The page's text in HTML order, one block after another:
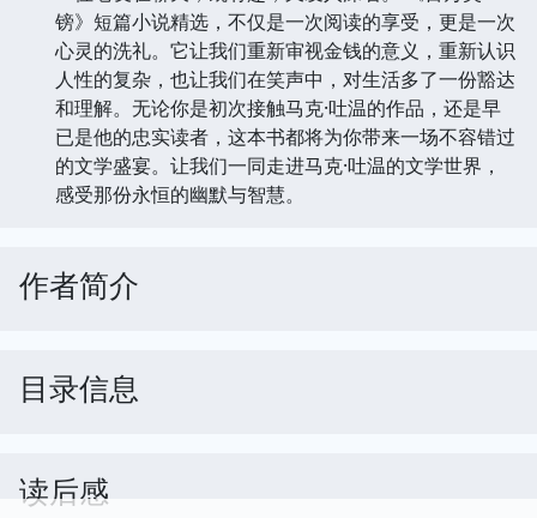
镑》短篇小说精选，不仅是一次阅读的享受，更是一次
心灵的洗礼。它让我们重新审视金钱的意义，重新认识
人性的复杂，也让我们在笑声中，对生活多了一份豁达
和理解。无论你是初次接触马克·吐温的作品，还是早
已是他的忠实读者，这本书都将为你带来一场不容错过
的文学盛宴。让我们一同走进马克·吐温的文学世界，
感受那份永恒的幽默与智慧。
作者简介
目录信息
读后感